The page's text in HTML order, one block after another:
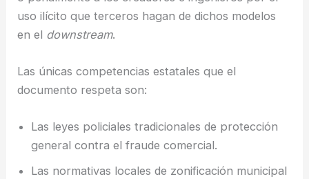
uso ilícito que terceros hagan de dichos modelos
en el downstream.
Las únicas competencias estatales que el
documento respeta son:
Las leyes policiales tradicionales de protección
general contra el fraude comercial.
Las normativas locales de zonificación municipal